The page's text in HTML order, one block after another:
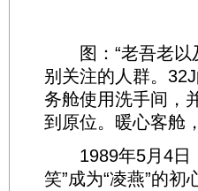
图：“老吾老以
别关注的人群。
务舱使用洗手间，
到原位。暖心客舱
1989年5月4日，
笑”成为“凌燕”的